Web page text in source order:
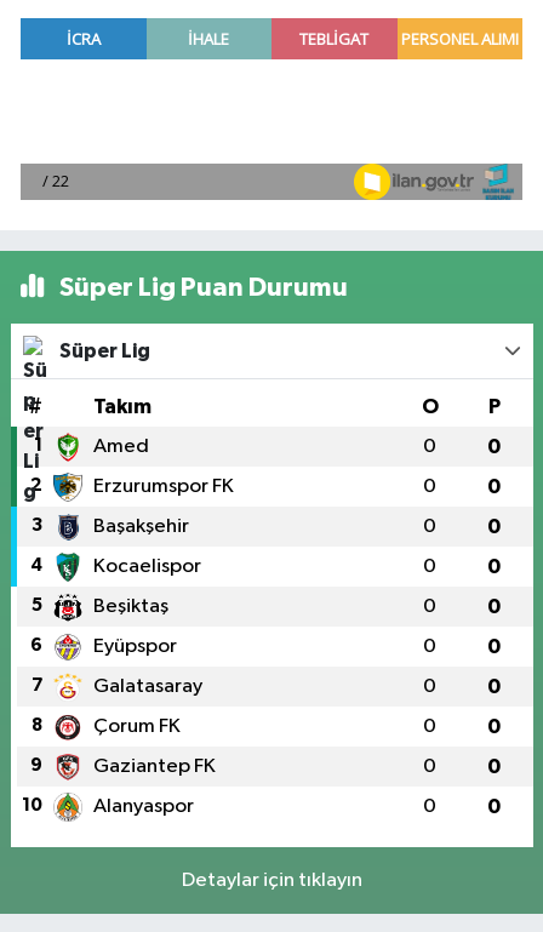
Süper Lig Puan Durumu
Süper Lig
# Takım O P
1 Amed 0 0
2 Erzurumspor FK 0 0
3 Başakşehir 0 0
4 Kocaelispor 0 0
5 Beşiktaş 0 0
6 Eyüpspor 0 0
7 Galatasaray 0 0
8 Çorum FK 0 0
9 Gaziantep FK 0 0
10 Alanyaspor 0 0
Detaylar için tıklayın